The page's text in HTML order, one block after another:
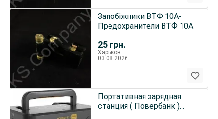
25 грн.
Запобіжники ВТФ 10А-
Предохранители ВТФ 10А
Харьков
03.08.2026
Портативная зарядная
станция ( Повербанк )